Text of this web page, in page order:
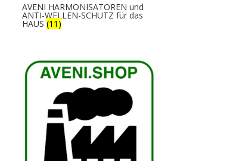
AVENI HARMONISATOREN und
ANTI-WELLEN-SCHUTZ für das
HAUS(11)